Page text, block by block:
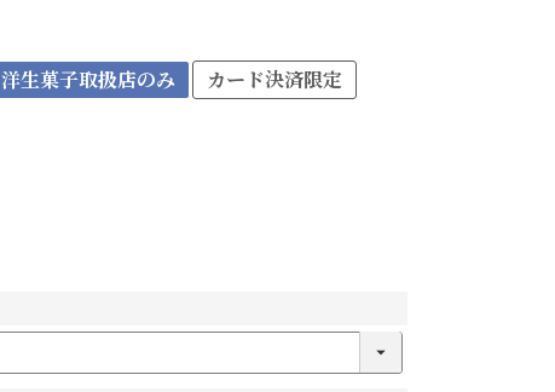
洋生菓子取扱店のみ カード決済限定